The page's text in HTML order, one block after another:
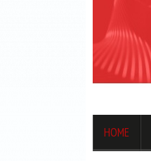
HOME